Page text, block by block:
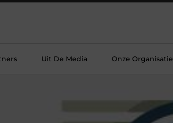
Uit De Media Onze Organisatie